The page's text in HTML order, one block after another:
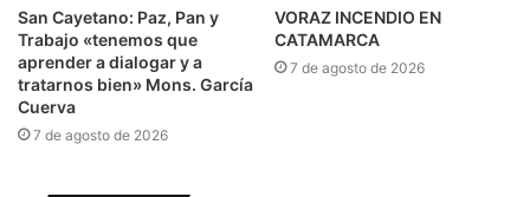
San Cayetano: Paz, Pan y
Trabajo «tenemos que
aprender a dialogar y a
tratarnos bien» Mons. García
Cuerva
7 de agosto de 2026
VORAZ INCENDIO EN
CATAMARCA
7 de agosto de 2026